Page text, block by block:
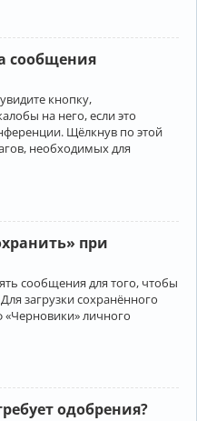
сообщения
кнопку,
на него, если это
Щёлкнув по этой
необходимых для
при
сообщения для того, чтобы
загрузки сохранённого
личного
одобрения?